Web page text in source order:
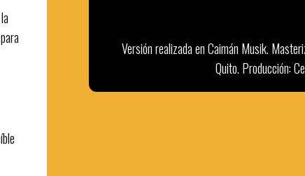
volumen.
Versión realizada en Caimán Musik.
Quito. Producción: